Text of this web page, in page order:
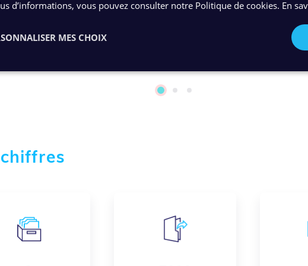
standards les plus exigeants
d’informations, vous pouvez consulter notre Politique de cookies. En
MES CHOIX